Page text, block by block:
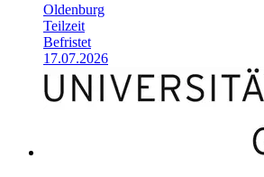
Oldenburg
Teilzeit
Befristet
17.07.2026